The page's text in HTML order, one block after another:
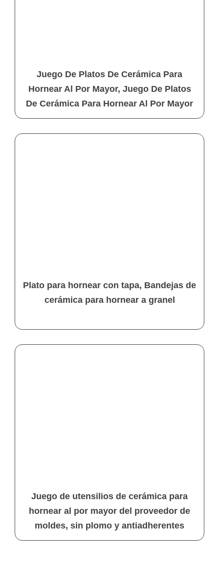
Juego De Platos De Cerámica Para
Hornear Al Por Mayor, Juego De Platos
De Cerámica Para Hornear Al Por Mayor
Plato para hornear con tapa, Bandejas de
cerámica para hornear a granel
Juego de utensilios de cerámica para
hornear al por mayor del proveedor de
moldes, sin plomo y antiadherentes